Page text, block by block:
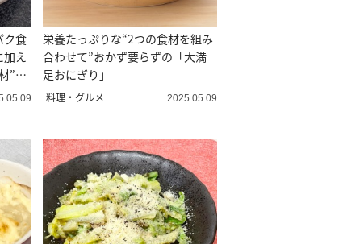
ク食
加え
”と
栄養たっぷりな“2つの食材を組み
合わせて”おかず要らずの「大満
足おにぎり」
料理・グルメ 2025.05.09